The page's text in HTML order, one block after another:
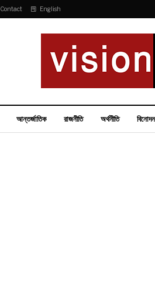
Contact English
আন্তর্জাতিক রাজনীতি অর্থনীতি বিনোদন